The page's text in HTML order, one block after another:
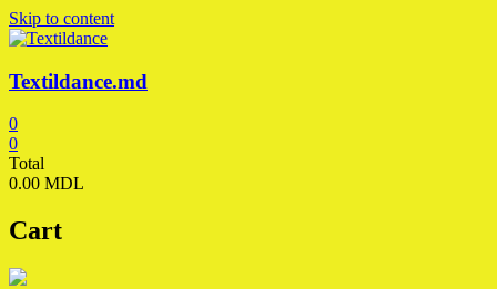
Skip to content
Textildance.md
0
0
Total
0.00 MDL
Cart